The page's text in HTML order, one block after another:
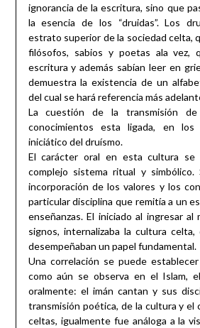
ignorancia de la escritura, sino que
la esencia de los “druidas”. Los
estrato superior de la sociedad celta,
filósofos, sabios y poetas ala vez,
escritura y además sabían leer en
demuestra la existencia de un
del cual se hará referencia más
La cuestión de la transmisión
conocimientos esta ligada, en
iniciático del druísmo.
El carácter oral en esta cultura se
complejo sistema ritual y simbólico.
incorporación de los valores y los
particular disciplina que remitía a un
enseñanzas. El iniciado al ingresar
signos, internalizaba la cultura
desempeñaban un papel fundamental.
Una correlación se puede
como aún se observa en el Islam,
oralmente: el imán cantan y sus
transmisión poética, de la cultura y el
celtas, igualmente fue análoga a la